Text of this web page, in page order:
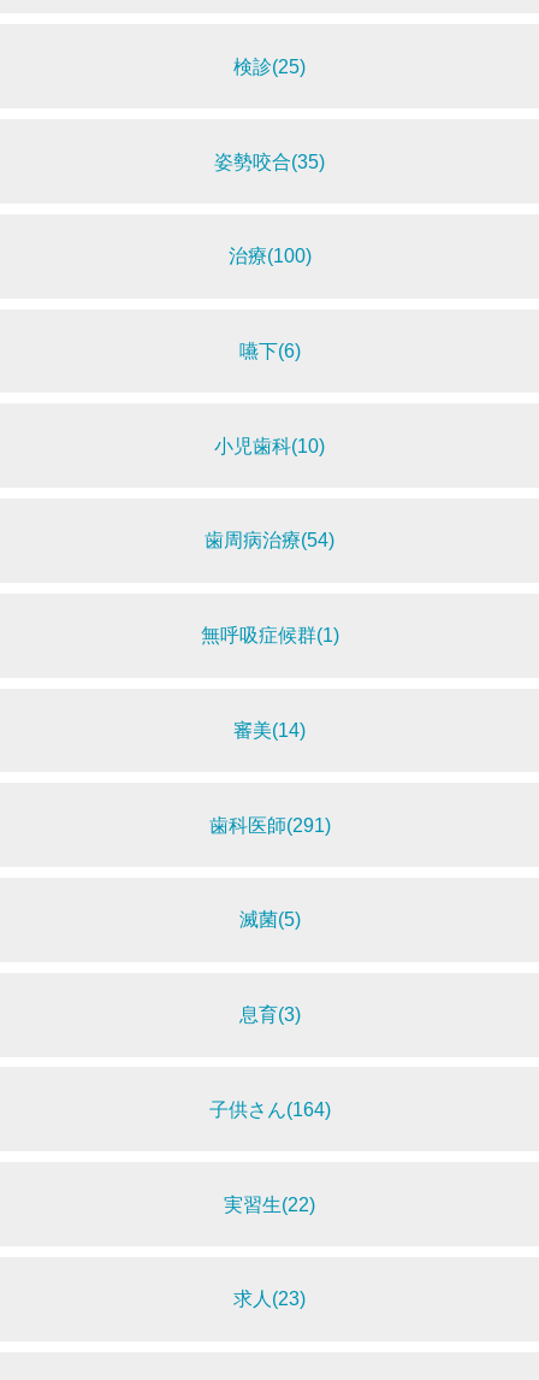
検診(25)
姿勢咬合(35)
治療(100)
嚥下(6)
小児歯科(10)
歯周病治療(54)
無呼吸症候群(1)
審美(14)
歯科医師(291)
滅菌(5)
息育(3)
子供さん(164)
実習生(22)
求人(23)